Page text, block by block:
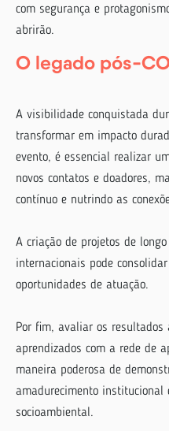
com segurança e
abrirão.
O legado pós-
A visibilidade conquistada
transformar em impacto
evento, é essencial realizar
novos contatos e doadores,
contínuo e nutrindo as
A criação de projetos de
internacionais pode
oportunidades de atuação.
Por fim, avaliar os resultados
aprendizados com a rede de
maneira poderosa de
amadurecimento institucional
socioambiental.